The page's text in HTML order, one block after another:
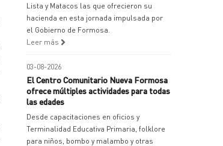
Lista y Matacos las que ofrecieron su
hacienda en esta jornada impulsada por
el Gobierno de Formosa.
Leer más
03-08-2026
El Centro Comunitario Nueva Formosa
ofrece múltiples actividades para todas
las edades
Desde capacitaciones en oficios y
Terminalidad Educativa Primaria, folklore
para niños, bombo y malambo y otras